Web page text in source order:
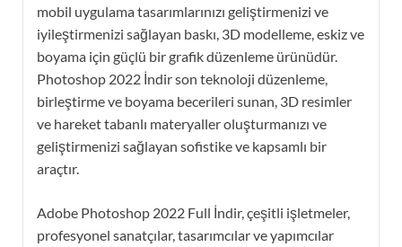
mobil uygulama tasarımlarınızı geliştirmenizi ve
iyileştirmenizi sağlayan baskı, 3D modelleme, eskiz ve
boyama için güçlü bir grafik düzenleme ürünüdür.
Photoshop 2022 İndir son teknoloji düzenleme,
birleştirme ve boyama becerileri sunan, 3D resimler
ve hareket tabanlı materyaller oluşturmanızı ve
geliştirmenizi sağlayan sofistike ve kapsamlı bir
araçtır.
Adobe Photoshop 2022 Full İndir, çeşitli işletmeler,
profesyonel sanatçılar, tasarımcılar ve yapımcılar